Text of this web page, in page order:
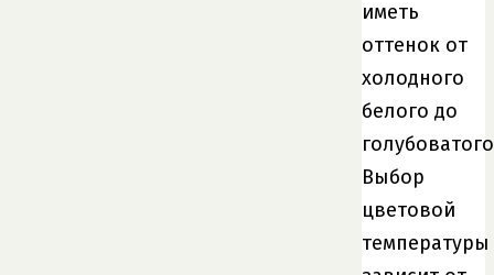
иметь
оттенок от
холодного
белого до
Выбор
цветовой
температуры